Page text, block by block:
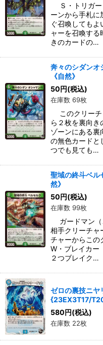
Ｓ・トリガー
ーンから手札に
ぐ召喚しても
ャーを召喚する
きのカードの…
奔々のシダン
《自然》
50円(税込)
在庫数 69枚
このクリーチ
ら２枚を裏向き
ゾーンにある裏
の無色カードと
つでも見ても…
聖域の終斗ベ
然》
50円(税込)
在庫数 99枚
ガードマン（
相手クリーチャ
チャーからこの
W・ブレイカー
２つブレイク…
ゼロの裏技ニヤ
{23EX3T17/
580円(税込)
在庫数 22枚